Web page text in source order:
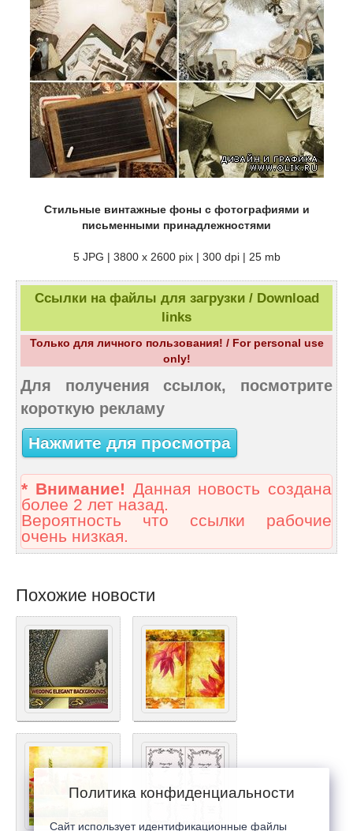
Стильные винтажные фоны с фотографиями и
письменными принадлежностями
5 JPG | 3800 x 2600 pix | 300 dpi | 25 mb
Ссылки на файлы для загрузки / Download
links
Только для личного пользования! / For personal use
only!
Для получения ссылок, посмотрите
короткую рекламу
Нажмите для просмотра
* Внимание! Данная новость создана
более 2 лет назад.
Вероятность что ссылки рабочие
очень низкая.
Похожие новости
Политика конфиденциальности
Сайт использует идентификационные файлы